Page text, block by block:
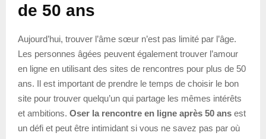
de 50 ans
Aujourd’hui, trouver l’âme sœur n’est pas limité par l’âge.
Les personnes âgées peuvent également trouver l’amour
en ligne en utilisant des sites de rencontres pour plus de 50
ans. Il est important de prendre le temps de choisir le bon
site pour trouver quelqu’un qui partage les mêmes intérêts
et ambitions. Oser la rencontre en ligne après 50 ans est
un défi et peut être intimidant si vous ne savez pas par où